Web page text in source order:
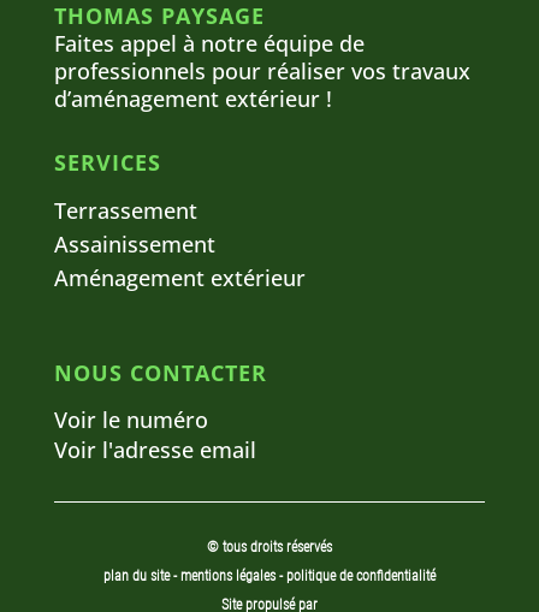
THOMAS PAYSAGE
Faites appel à notre équipe de
professionnels pour réaliser vos travaux
d’aménagement extérieur !
SERVICES
Terrassement
Assainissement
Aménagement extérieur
NOUS CONTACTER
Voir le numéro
Voir l'adresse email
© tous droits réservés
plan du site-mentions légales -politique de confidentialité
Site propulsé par